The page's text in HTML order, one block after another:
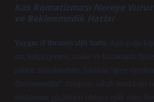
Kas Romatizması Nereye
ve Beklenmedik Hatlar
Yaygın (Fibromiyalji) hattı: Ağrı çoğu
sırt, kalça çevresi, kollar ve bacaklarda
şiddeti dalgalanabilir. Sıklıkla “gece
dinlenemedim” duygusu, sabah tutukluğu
odaklanma güçlükleri tabloya eşlik eder.